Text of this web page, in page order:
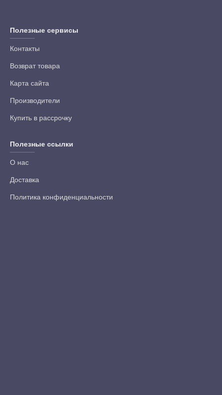
Полезные сервисы
Контакты
Возврат товара
Карта сайта
Производители
Купить в рассрочку
Полезные ссылки
О нас
Доставка
Политика конфиденциальности